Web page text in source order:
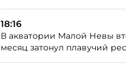
18:16
В акватории Малой Невы
месяц затонул плавучий